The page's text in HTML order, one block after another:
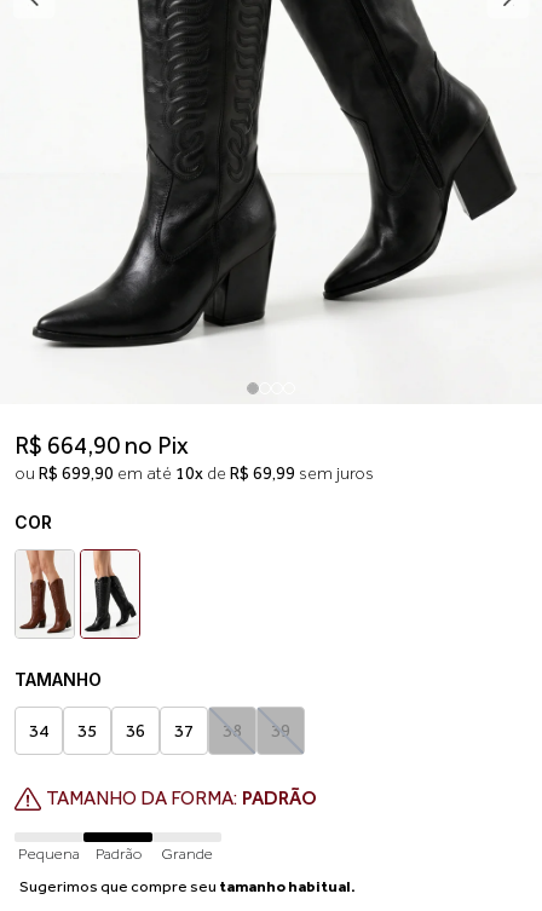
R$ 664,90 no Pix
ou R$ 699,90 em até 10x de R$ 69,99 sem juros
COR
TAMANHO
34 35 36 37 38 39
TAMANHO DA FORMA: PADRÃO
Pequena Padrão
Grande
Sugerimos que compre seu tamanho habitual.